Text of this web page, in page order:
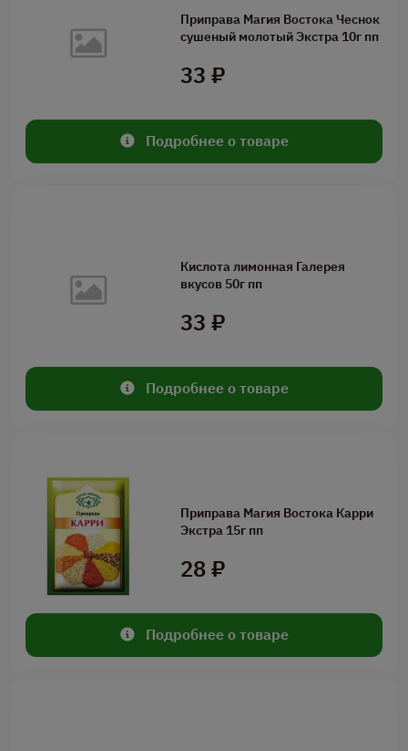
Приправа Магия Востока Чеснок
сушеный молотый Экстра 10г пп
33 ₽
Подробнее о товаре
Кислота лимонная Галерея
вкусов 50г пп
33 ₽
Подробнее о товаре
Приправа Магия Востока Карри
Экстра 15г пп
28 ₽
Подробнее о товаре